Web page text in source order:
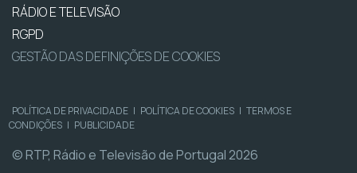
RÁDIO E TELEVISÃO
RGPD
GESTÃO DAS DEFINIÇÕES DE COOKIES
POLÍTICA DE PRIVACIDADE | POLÍTICA DE COOKIES | TERMOS E
CONDIÇÕES | PUBLICIDADE
© RTP, Rádio e Televisão de Portugal 2026